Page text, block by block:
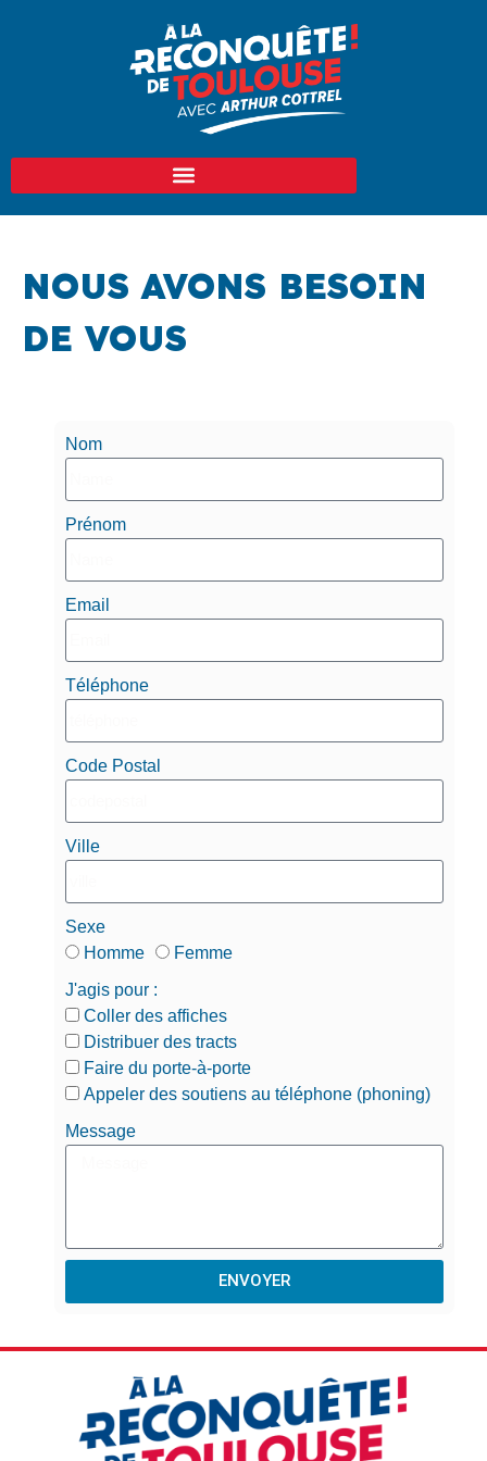
NOUS AVONS BESOIN
DE VOUS
Nom
Prénom
Email
Téléphone
Code Postal
Ville
Sexe
Homme
Femme
J'agis pour :
Coller des affiches
Distribuer des tracts
Faire du porte-à-porte
Appeler des soutiens au téléphone (phoning)
Message
ENVOYER